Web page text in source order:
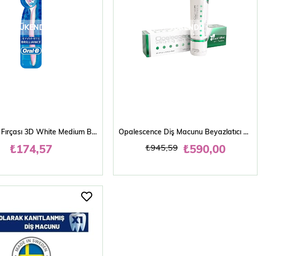
TÜKENDI
Oral-B Diş Fırçası 3D White Medium Brilliance Medium
₺174,57
TÜKENDI
Opalescence Diş Macunu Beyazlatıcı 133 gr
₺590,00
₺945,59